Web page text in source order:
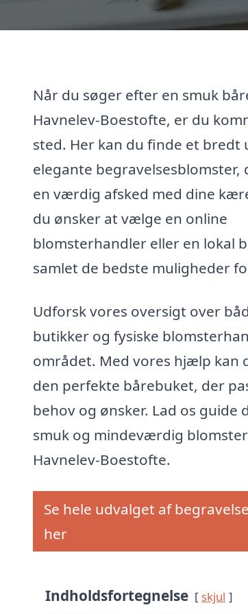
Når du søger efter en smuk
Havnelev-Boestofte, er du
sted. Her kan du finde et bredt
elegante begravelsesblomster,
en værdig afsked med dine
du ønsker at vælge en online
blomsterhandler eller en lokal
samlet de bedste muligheder
Udforsk vores oversigt over
butikker og fysiske
området. Med vores hjælp kan
den perfekte bårebuket, der
behov og ønsker. Lad os guide
smuk og mindeværdig
Havnelev-Boestofte.
Se hele udvalget af
her
Indholdsfortegnelse skjul